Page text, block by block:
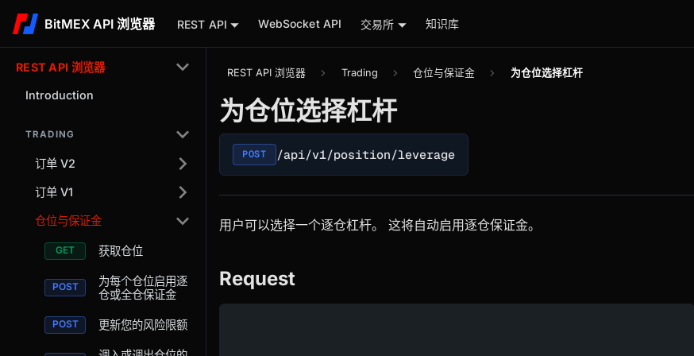
BitMEX API 浏览器 REST API WebSocket API 交易所 知识库
REST API 浏览器
Introduction
TRADING
订单 V2
订单 V1
仓位与保证金
获取仓位
为每个仓位启用逐
仓或全仓保证金
更新您的风险限额
REST API 浏览器 Trading 仓位与保证金 为仓位选择杠杆
为仓位选择杠杆
POST /api/v1/position/leverage
用户可以选择一个逐仓杠杆。 这将自动启用逐仓保证金。
Request